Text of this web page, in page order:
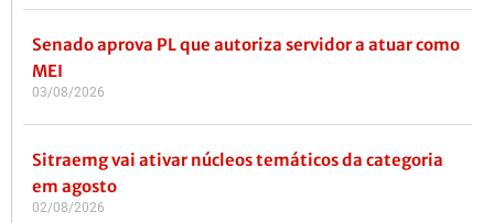
Senado aprova PL que autoriza servidor a atuar como
MEI
03/08/2026
Sitraemg vai ativar núcleos temáticos da categoria
em agosto
02/08/2026